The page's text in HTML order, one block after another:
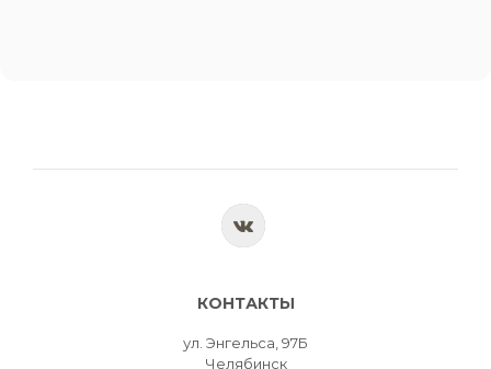
КОНТАКТЫ
ул. Энгельса, 97Б
Челябинск